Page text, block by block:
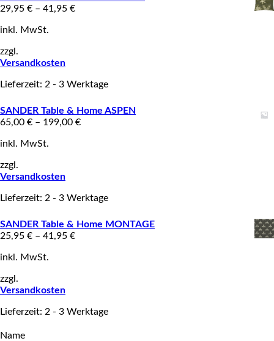
29,95 € – 41,95 €
inkl. MwSt.
zzgl.
Versandkosten
Lieferzeit: 2 - 3 Werktage
SANDER Table & Home ASPEN
65,00 € – 199,00 €
inkl. MwSt.
zzgl.
Versandkosten
Lieferzeit: 2 - 3 Werktage
SANDER Table & Home MONTAGE
25,95 € – 41,95 €
inkl. MwSt.
zzgl.
Versandkosten
Lieferzeit: 2 - 3 Werktage
Name